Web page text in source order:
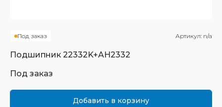
Под заказ Артикул: n/a
Подшипник 22332K+AH2332
Под заказ
Добавить в корзину